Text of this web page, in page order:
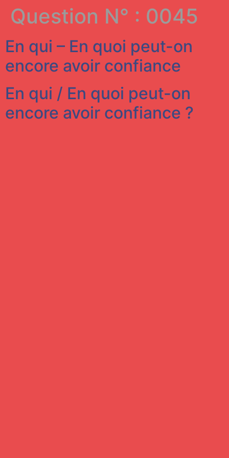
Question N° : 0045
En qui – En quoi peut-on
encore avoir confiance
En qui / En quoi peut-on
encore avoir confiance ?